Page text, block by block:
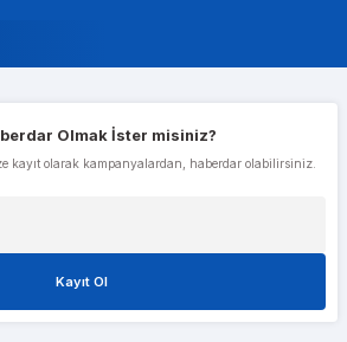
ise cok nazik ve ilgili
Olmak İster misiniz?
kayıt olarak kampanyalardan, haberdar olabilirsiniz.
Kayıt Ol